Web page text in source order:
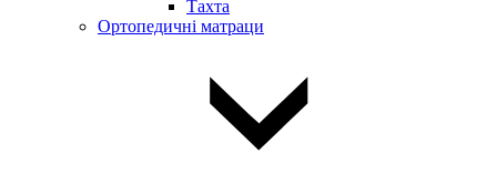
Тахта
Ортопедичні матраци